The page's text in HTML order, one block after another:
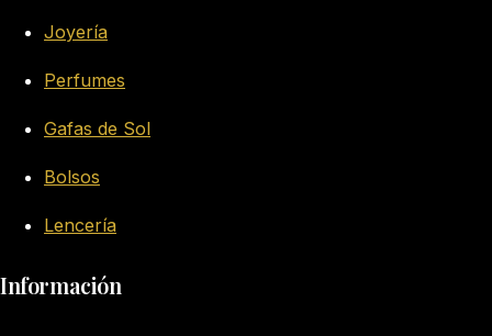
Joyería
Perfumes
Gafas de Sol
Bolsos
Lencería
Información